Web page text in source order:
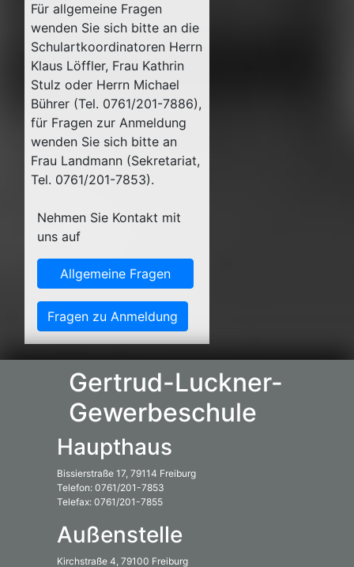
Für allgemeine Fragen
wenden Sie sich bitte an die
Schulartkoordinatoren Herrn
Klaus Löffler, Frau Kathrin
Stulz oder Herrn Michael
Bührer (Tel. 0761/201-7886),
für Fragen zur Anmeldung
wenden Sie sich bitte an
Frau Landmann (Sekretariat,
Tel. 0761/201-7853).
Nehmen Sie Kontakt mit
uns auf
Allgemeine Fragen
Fragen zu Anmeldung
Gertrud-Luckner-
Gewerbeschule
Haupthaus
Bissierstraße 17, 79114 Freiburg
Telefon: 0761/201-7853
Telefax: 0761/201-7855
Außenstelle
Kirchstraße 4, 79100 Freiburg